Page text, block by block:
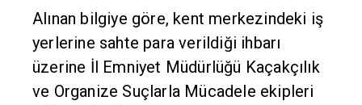
Alınan bilgiye göre, kent merkezindeki iş
yerlerine sahte para verildiği ihbarı
üzerine İl Emniyet Müdürlüğü Kaçakçılık
ve Organize Suçlarla Mücadele ekipleri